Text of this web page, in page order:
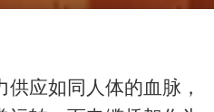
应如同人体的血脉，